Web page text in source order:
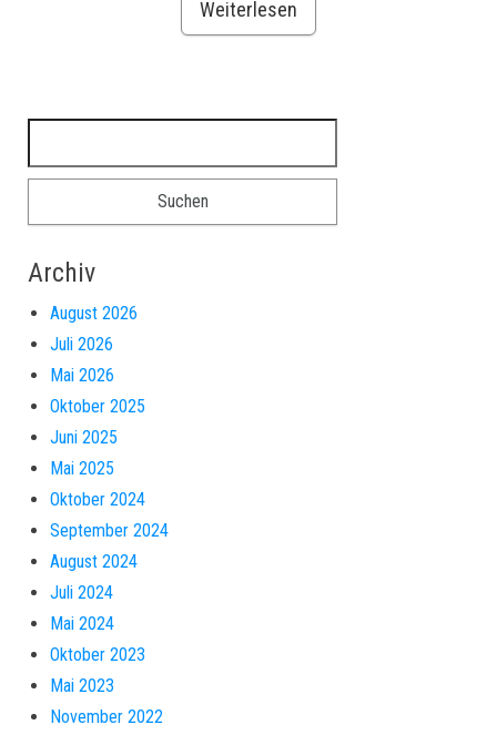
Weiterlesen
Archiv
August 2026
Juli 2026
Mai 2026
Oktober 2025
Juni 2025
Mai 2025
Oktober 2024
September 2024
August 2024
Juli 2024
Mai 2024
Oktober 2023
Mai 2023
November 2022